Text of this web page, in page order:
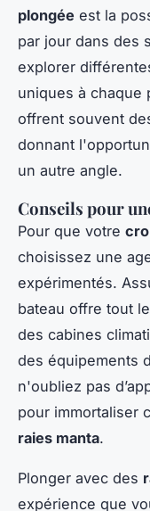
plongée est la
par jour dans des
explorer
uniques à chaque
offrent souvent
donnant
un autre angle.
Conseils pour
Pour que votre
choisissez une
expérimentés.
bateau offre tout
des cabines
des équipements
n'oubliez pas
pour immortaliser
raies manta.
Plonger avec des
expérience que